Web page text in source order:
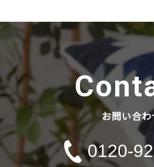
お問い合わ
0120-